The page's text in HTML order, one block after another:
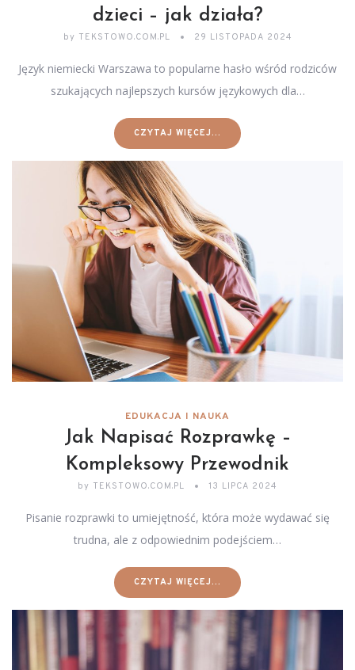
dzieci – jak działa?
by TEKSTOWO.COM.PL 29 LISTOPADA 2024
Język niemiecki Warszawa to popularne hasło wśród rodziców
szukających najlepszych kursów językowych dla…
CZYTAJ WIĘCEJ...
EDUKACJA I NAUKA
Jak Napisać Rozprawkę –
Kompleksowy Przewodnik
by TEKSTOWO.COM.PL 13 LIPCA 2024
Pisanie rozprawki to umiejętność, która może wydawać się
trudna, ale z odpowiednim podejściem…
CZYTAJ WIĘCEJ...